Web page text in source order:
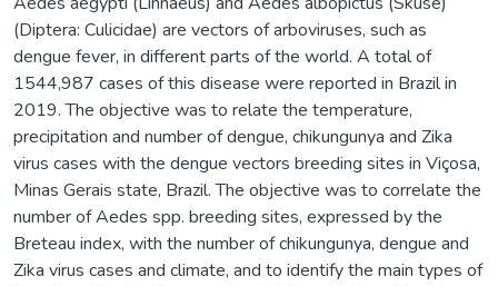
(Diptera: Culicidae) are vectors of arboviruses, such as
dengue fever, in different parts of the world. A total of
1544,987 cases of this disease were reported in Brazil in
2019. The objective was to relate the temperature,
precipitation and number of dengue, chikungunya and Zika
virus cases with the dengue vectors breeding sites in Viçosa,
Minas Gerais state, Brazil. The objective was to correlate the
number of Aedes spp. breeding sites, expressed by the
Breteau index, with the number of chikungunya, dengue and
Zika virus cases and climate, and to identify the main types of